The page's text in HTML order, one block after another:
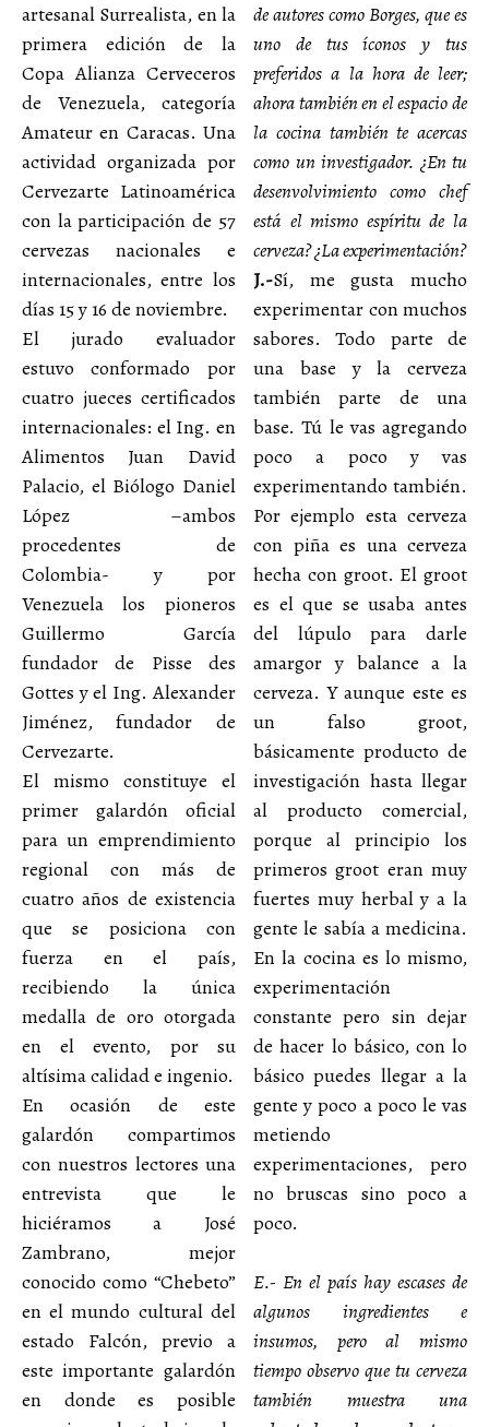
artesanal Surrealista, en la
primera edición de la
Copa Alianza Cerveceros
de Venezuela, categoría
Amateur en Caracas. Una
actividad organizada por
Cervezarte Latinoamérica
con la participación de 57
cervezas nacionales e
internacionales, entre los
días 15 y 16 de noviembre.
El jurado evaluador
estuvo conformado por
cuatro jueces certificados
internacionales: el Ing. en
Alimentos Juan David
Palacio, el Biólogo Daniel
López –ambos
procedentes de
Colombia- y por
Venezuela los pioneros
Guillermo García
fundador de Pisse des
Gottes y el Ing. Alexander
Jiménez, fundador de
Cervezarte.
El mismo constituye el
primer galardón oficial
para un emprendimiento
regional con más de
cuatro años de existencia
que se posiciona con
fuerza en el país,
recibiendo la única
medalla de oro otorgada
en el evento, por su
altísima calidad e ingenio.
En ocasión de este
galardón compartimos
con nuestros lectores una
entrevista que le
hiciéramos a José
Zambrano, mejor
conocido como “Chebeto”
en el mundo cultural del
estado Falcón, previo a
este importante galardón
en donde es posible
de autores como Borges, que es
uno de tus íconos y tus
preferidos a la hora de leer;
ahora también en el espacio de
la cocina también te acercas
como un investigador. ¿En tu
desenvolvimiento como chef
está el mismo espíritu de la
cerveza? ¿La experimentación?
J.-Sí, me gusta mucho
experimentar con muchos
sabores. Todo parte de
una base y la cerveza
también parte de una
base. Tú le vas agregando
poco a poco y vas
experimentando también.
Por ejemplo esta cerveza
con piña es una cerveza
hecha con groot. El groot
es el que se usaba antes
del lúpulo para darle
amargor y balance a la
cerveza. Y aunque este es
un falso groot,
básicamente producto de
investigación hasta llegar
al producto comercial,
porque al principio los
primeros groot eran muy
fuertes muy herbal y a la
gente le sabía a medicina.
En la cocina es lo mismo,
experimentación
constante pero sin dejar
de hacer lo básico, con lo
básico puedes llegar a la
gente y poco a poco le vas
metiendo
experimentaciones, pero
no bruscas sino poco a
poco.
E.- En el país hay escases de
algunos ingredientes e
insumos, pero al mismo
tiempo observo que tu cerveza
también muestra una